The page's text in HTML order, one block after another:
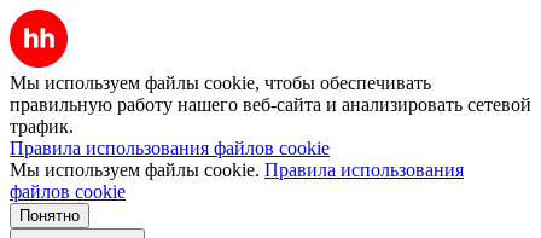
Мы используем файлы cookie, чтобы обеспечивать
правильную работу нашего веб-сайта и анализировать сетевой
трафик.
Правила использования файлов cookie
Мы используем файлы cookie. Правила использования
файлов cookie
Понятно